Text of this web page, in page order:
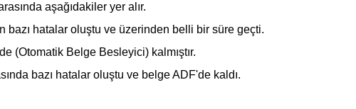
aşağıdakiler yer alır.
bazı hatalar oluştu ve üzerinden belli bir süre geçti.
(Otomatik Belge Besleyici)kalmıştır.
bazı hatalar oluştu ve belgeADF'dekaldı.